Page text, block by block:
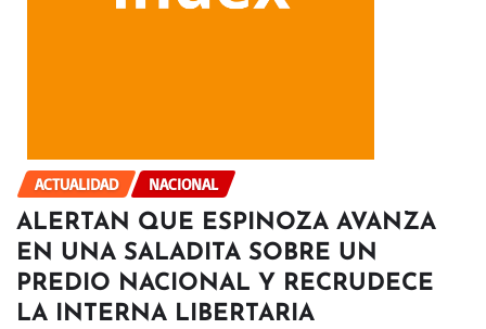
ACTUALIDAD NACIONAL
ALERTAN QUE ESPINOZA AVANZA
EN UNA SALADITA SOBRE UN
PREDIO NACIONAL Y RECRUDECE
LA INTERNA LIBERTARIA